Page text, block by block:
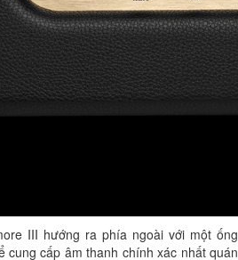
III hướng ra phía ngoài với một ống
cung cấp âm thanh chính xác nhất quán